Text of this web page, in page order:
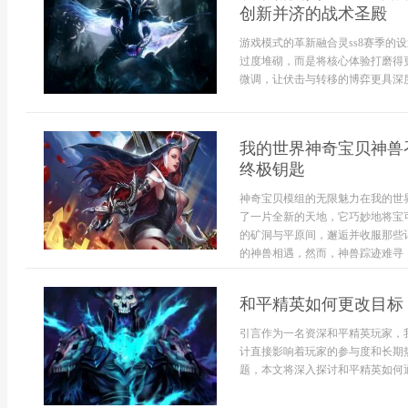
创新并济的战术圣殿
游戏模式的革新融合灵ss8赛季的
过度堆砌，而是将核心体验打磨
微调，让伏击与转移的博弈更具
我的世界神奇宝贝神
终极钥匙
神奇宝贝模组的无限魅力在我的
了一片全新的天地，它巧妙地将
的矿洞与平原间，邂逅并收服那
的神兽相遇，然而，神兽踪迹难寻
和平精英如何更改目
引言作为一名资深和平精英玩家
计直接影响着玩家的参与度和长
题，本文将深入探讨和平精英如